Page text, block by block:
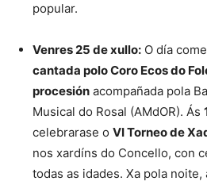
popular.
Venres 25 de xullo: O día
cantada polo Coro Ecos do
procesión acompañada pola
Musical do Rosal (AMdOR). Ás
celebrarase o VI Torneo de
nos xardíns do Concello, con
todas as idades. Xa pola noite,